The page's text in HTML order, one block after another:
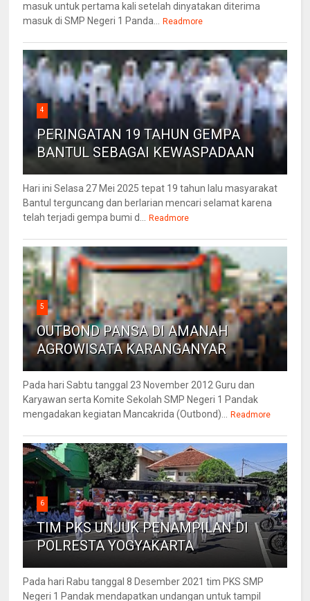
masuk untuk pertama kali setelah dinyatakan diterima
masuk di SMP Negeri 1 Panda... Readmore
4
PERINGATAN 19 TAHUN GEMPA
BANTUL SEBAGAI KEWASPADAAN
Hari ini Selasa 27 Mei 2025 tepat 19 tahun lalu masyarakat
Bantul terguncang dan berlarian mencari selamat karena
telah terjadi gempa bumi d... Readmore
5
OUTBOND PANSA DI AMANAH
AGROWISATA KARANGANYAR
Pada hari Sabtu tanggal 23 November 2012 Guru dan
Karyawan serta Komite Sekolah SMP Negeri 1 Pandak
mengadakan kegiatan Mancakrida (Outbond)... Readmore
6
TIM PKS UNJUK PENAMPILAN DI
POLRESTA YOGYAKARTA
Pada hari Rabu tanggal 8 Desember 2021 tim PKS SMP
Negeri 1 Pandak mendapatkan undangan untuk tampil